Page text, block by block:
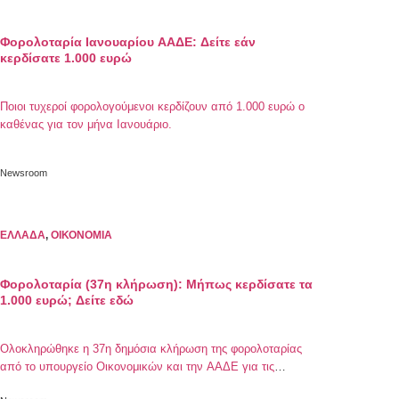
Φορολοταρία Ιανουαρίου ΑΑΔΕ: Δείτε εάν
κερδίσατε 1.000 ευρώ
Ποιοι τυχεροί φορολογούμενοι κερδίζουν από 1.000 ευρώ ο
καθένας για τον μήνα Ιανουάριο.
Newsroom
ΕΛΛΑΔΑ, ΟΙΚΟΝΟΜΙΑ
Φορολοταρία (37η κλήρωση): Μήπως κερδίσατε τα
1.000 ευρώ; Δείτε εδώ
Ολοκληρώθηκε η 37η δημόσια κλήρωση της φορολοταρίας
από το υπουργείο Οικονομικών και την ΑΑΔΕ για τις